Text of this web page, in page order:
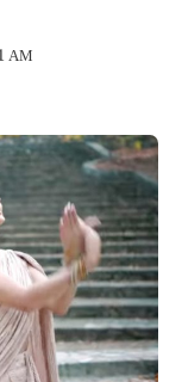
AM